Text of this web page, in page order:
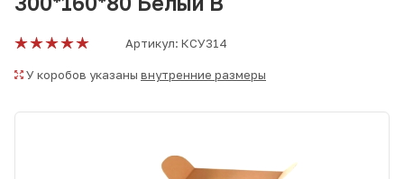
Артикул: КСУ314
У коробов указаны внутренние размеры